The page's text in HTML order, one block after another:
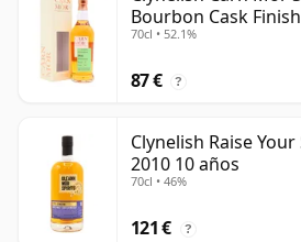
Bourbon Cask
70cl • 52.1%
87 € ?
Clynelish Raise
2010 10 años
70cl • 46%
121 € ?